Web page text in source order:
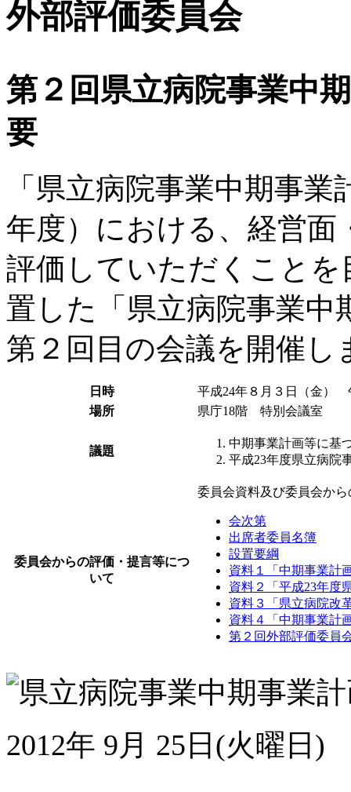
外部評価委員会
第２回県立病院事業中
要
「県立病院事業中期事
年度）における、経営面
評価していただくことを
置した「県立病院事業中
第２回目の会議を開催し
日時
平成24年８月３日（金）
場所
県庁18階 特別会議室
議題
中期事業計画等に基
平成23年度県立病
委員会からの評価・提言等につ
いて
委員会資料及び委員会か
会次第
出席者委員名簿
設置要綱
資料１「中期事業計
資料２「平成23年度
資料３「県立病院改
資料４「中期事業計
第２回外部評価委員
2012年 9月 25日(火曜日)